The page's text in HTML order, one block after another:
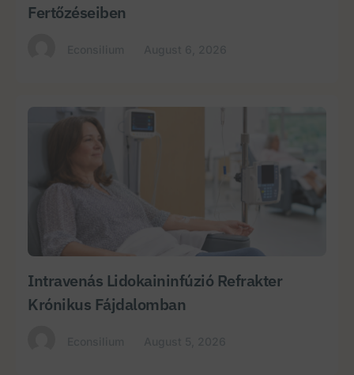
Fertőzéseiben
Intravenás Lidokaininfúzió Refrakter
Krónikus Fájdalomban